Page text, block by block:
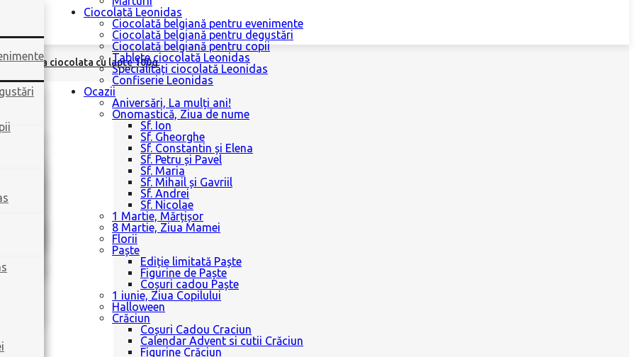
Ciocolată Leonidas
Ciocolată belgiană pentru evenimente
Ciocolată belgiană pentru degustări
Ciocolată belgiană pentru copii
Tablete ciocolată Leonidas
Specialități ciocolată Leonidas
Confiserie Leonidas
Ocazii
Aniversări, La mulți ani!
Onomastică, Ziua de nume
Sf. Ion
Sf. Gheorghe
Sf. Constantin și Elena
Sf. Petru și Pavel
Sf. Maria
Sf. Mihail și Gavriil
Sf. Andrei
Sf. Nicolae
1 Martie, Mărțișor
8 Martie, Ziua Mamei
Florii
Paște
Ediție limitată Paște
Figurine de Paște
Coșuri cadou Paște
1 iunie, Ziua Copilului
Halloween
Crăciun
Coșuri Cadou Craciun
Calendar Advent si cutii Crăciun
Figurine Crăciun
|Tableta ciocolata cu lapte 100g